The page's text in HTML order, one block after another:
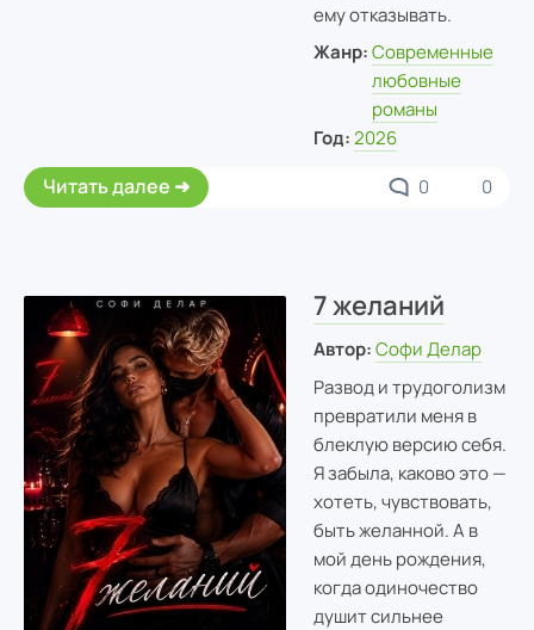
ему отказывать.
Жанр: Современные
любовные
романы
Год: 2026
Читать далее 0 0
7 желаний
Автор: Софи Делар
Развод и трудоголизм
превратили меня в
блеклую версию себя.
Я забыла, каково это —
хотеть, чувствовать,
быть желанной. А в
мой день рождения,
когда одиночество
душит сильнее